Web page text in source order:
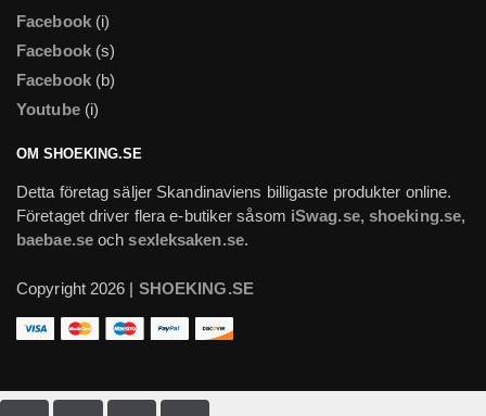
Facebook(i)
Facebook(s)
Facebook(b)
Youtube(i)
OM SHOEKING.SE
Detta företag säljer Skandinaviens billigaste produkter online.
Företaget driver flera e-butiker såsom iSwag.se, shoeking.se,
baebae.seochsexleksaken.se.
Copyright 2026 | SHOEKING.SE